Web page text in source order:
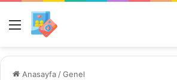
Menü
Anasayfa /Genel